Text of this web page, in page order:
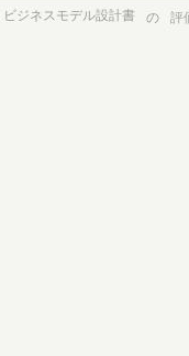
ジネスモデル設計書 の 評